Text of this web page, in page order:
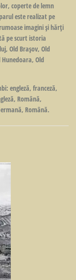
coperte de lemn
este realizat pe
imagini și hărți
pe scurt istoria
Old Brașov, Old
Old
engleză, franceză,
Română,
Română.